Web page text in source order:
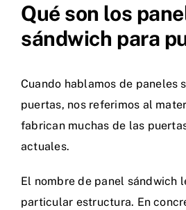
Qué son los
sándwich para
Cuando hablamos de paneles
puertas, nos referimos al
fabrican muchas de las
actuales.
El nombre de panel sándwich
particular estructura. En